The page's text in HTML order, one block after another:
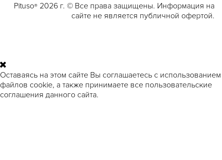
Pituso® 2026 г. © Все права защищены. Информация на
сайте не является публичной офертой.
Оставаясь на этом сайте Вы соглашаетесь с использованием
файлов cookie, а также принимаете все пользовательские
соглашения данного сайта.